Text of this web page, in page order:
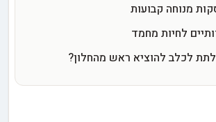
מנוחה קבועות
לחיות מחמד
לכלב להוציא ראש מהחלון?